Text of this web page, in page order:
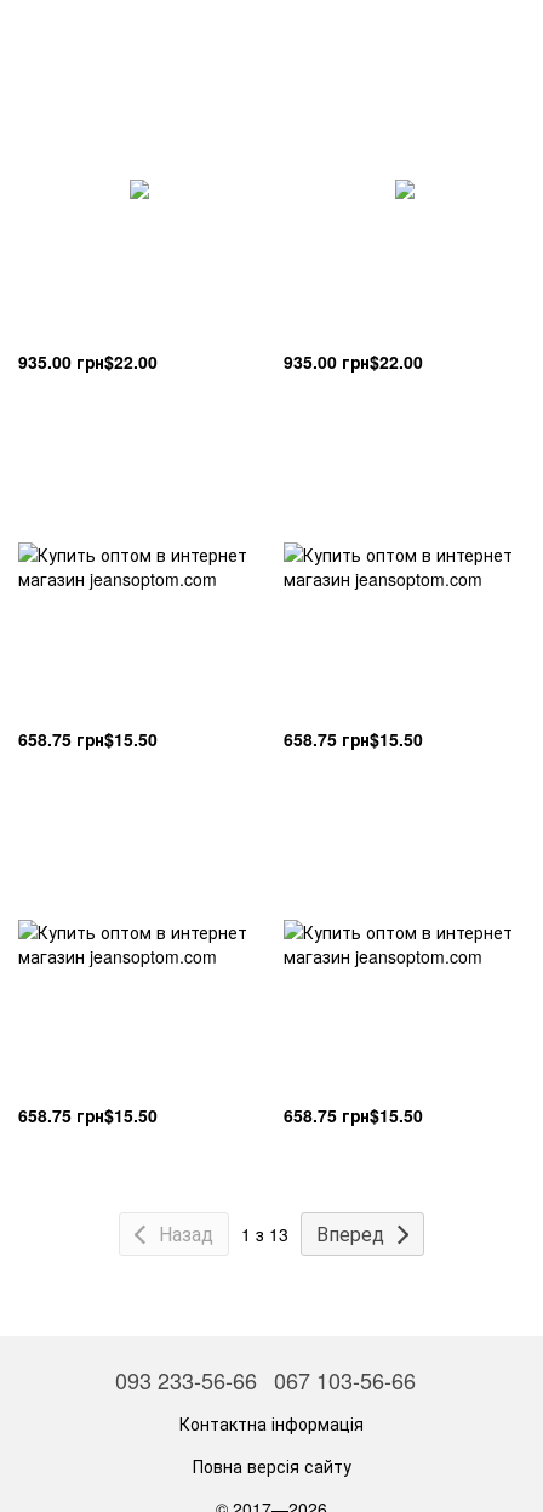
935.00 грн$22.00 935.00 грн$22.00
658.75 грн$15.50 658.75 грн$15.50
658.75 грн$15.50 658.75 грн$15.50
Назад 1 з 13 Вперед
093 233-56-66 067 103-56-66
Контактна інформація
Повна версія сайту